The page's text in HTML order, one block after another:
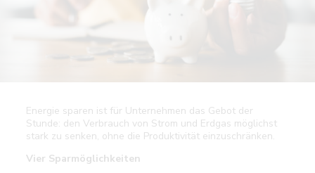
Energie sparen ist für Unternehmen das Gebot der
Stunde: den Verbrauch von Strom und Erdgas möglichst
stark zu senken, ohne die Produktivität einzuschränken.
Vier Sparmöglichkeiten